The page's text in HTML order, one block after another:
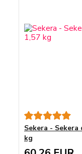
Sekera - Sekera
kg